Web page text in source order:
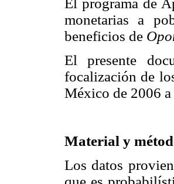
monetarias a
beneficios de
El presente
focalización de
México de 2006
Material y
Los datos